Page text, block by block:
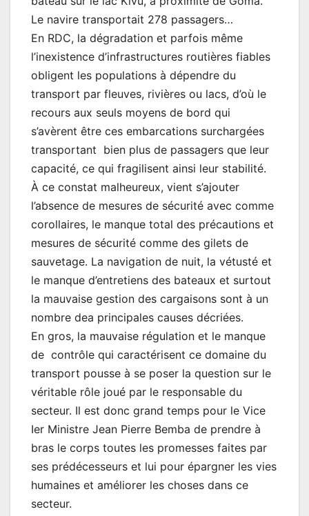
Le navire transportait 278 passagers…
En RDC, la dégradation et parfois même
l’inexistence d’infrastructures routières fiables
obligent les populations à dépendre du
transport par fleuves, rivières ou lacs, d’où le
recours aux seuls moyens de bord qui
s’avèrent être ces embarcations surchargées
transportant bien plus de passagers que leur
capacité, ce qui fragilisent ainsi leur stabilité.
À ce constat malheureux, vient s’ajouter
l’absence de mesures de sécurité avec comme
corollaires, le manque total des précautions et
mesures de sécurité comme des gilets de
sauvetage. La navigation de nuit, la vétusté et
le manque d’entretiens des bateaux et surtout
la mauvaise gestion des cargaisons sont à un
nombre dea principales causes décriées.
En gros, la mauvaise régulation et le manque
de contrôle qui caractérisent ce domaine du
transport pousse à se poser la question sur le
véritable rôle joué par le responsable du
secteur. Il est donc grand temps pour le Vice
Ier Ministre Jean Pierre Bemba de prendre à
bras le corps toutes les promesses faites par
ses prédécesseurs et lui pour épargner les vies
humaines et améliorer les choses dans ce
secteur.